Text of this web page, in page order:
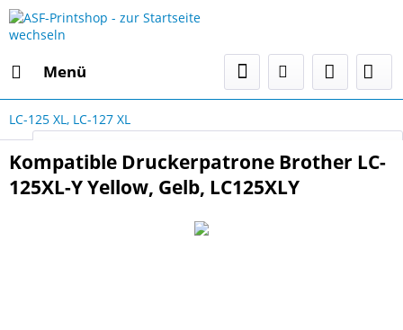
Menü
Select Language
LC-125 XL, LC-127 XL
Kompatible Druckerpatrone Brother LC-
125XL-Y Yellow, Gelb, LC125XLY